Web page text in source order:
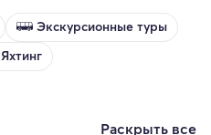
Экскурсионные туры
Яхтинг
Раскрыть все